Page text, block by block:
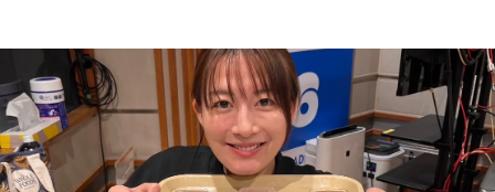
トピックス
TBS Podcast
お知らせ
イベント・グッズ
YouTube
会社情報